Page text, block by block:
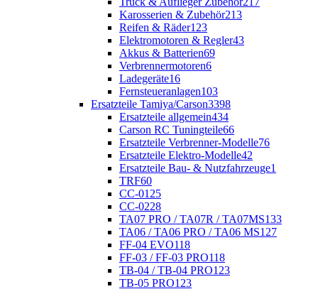
Karosserien & Zubehör213
Reifen & Räder123
Elektromotoren & Regler43
Akkus & Batterien69
Verbrennermotoren6
Ladegeräte16
Fernsteueranlagen103
Ersatzteile Tamiya/Carson3398
Ersatzteile allgemein434
Carson RC Tuningteile66
Ersatzteile Verbrenner-Modelle76
Ersatzteile Elektro-Modelle42
Ersatzteile Bau- & Nutzfahrzeuge1
TRF60
CC-01 25
CC-0228
TA07 PRO / TA07R / TA07MS133
TA06 / TA06 PRO / TA06 MS127
FF-04 EVO118
FF-03 / FF-03 PRO118
TB-04 / TB-04 PRO123
TB-05 PRO123